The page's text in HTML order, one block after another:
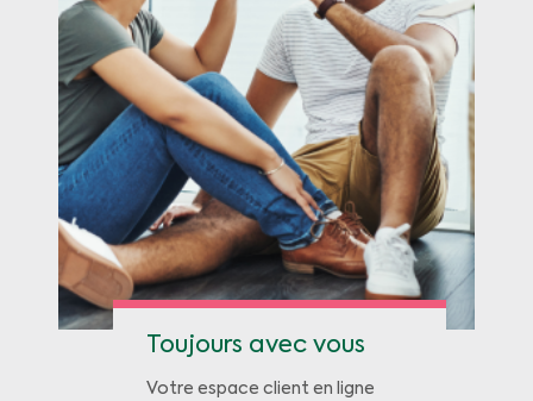
Toujours avec vous
Votre espace client en ligne